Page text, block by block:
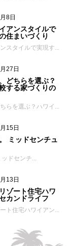
8日
アンスタイルで
住まいづくり
スタイルで実現す...
27日
どちらを選ぶ？
する家づくりの
らを選ぶ？ハワイ...
15日
ミッドセンチュ
ドセンチ...
13日
ゾート住宅ハワ
カンドライフ
ト住宅ハワイアン...